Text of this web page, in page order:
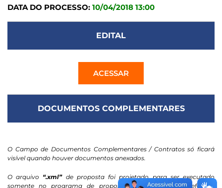
DATA DO PROCESSO: 10/04/2018 13:00
EDITAL
ACESSAR
DOCUMENTOS COMPLEMENTARES
O Campo de Documentos Complementares / Contratos só ficará
visível quando houver documentos anexados.
O arquivo “.xml”de proposta foi projetado para ser executado
somente no programa de propostas eletrônicas da Prefeitura